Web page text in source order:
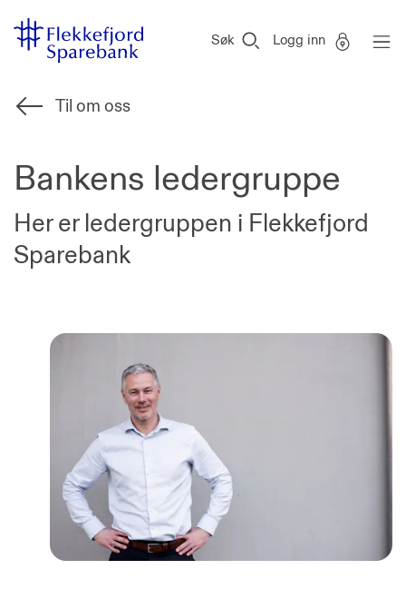
Gå til sideinnhold
Sparebank
Søk Logg inn
Til om oss
Bankens ledergruppe
Her er ledergruppen i Flekkefjord
Sparebank
er
Miljøfyrtårn-